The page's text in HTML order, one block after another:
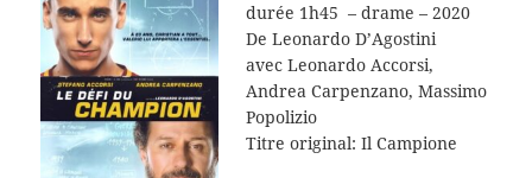
durée 1h45 – drame – 2020
De Leonardo D’Agostini
avec Leonardo Accorsi,
Andrea Carpenzano, Massimo
Popolizio
Titre original: Il Campione